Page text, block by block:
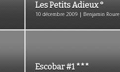
Les Petits Adieux °
10 décembre 2009 | Benjamin Roure
Escobar #1 ***